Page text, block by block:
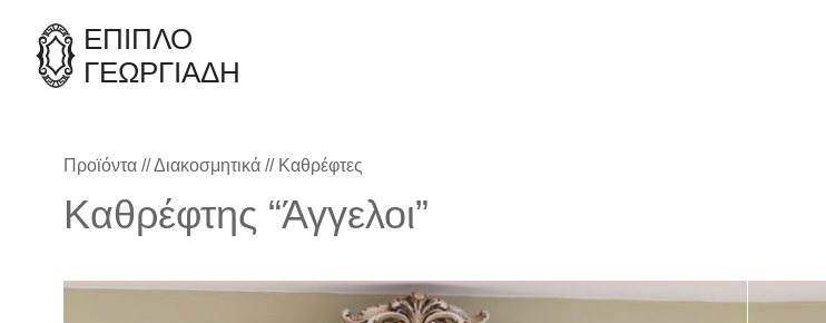
ΈΠΙΠΛΟ
ΓΕΩΡΓΙΑΔΗ
Προϊόντα //Διακοσμητικά // Καθρέφτες
Καθρέφτης “Άγγελοι”